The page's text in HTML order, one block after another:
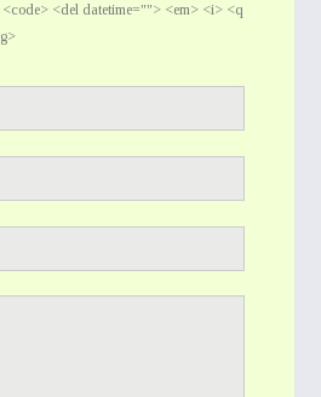
<del datetime=""> <em> <i> <q